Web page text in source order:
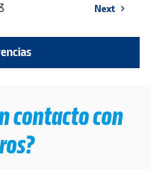
Next chevron_right
contacto con